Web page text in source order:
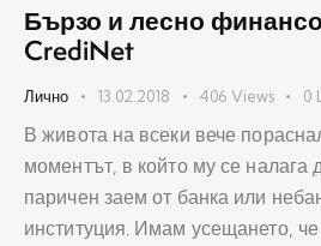
Бързо и лесно
CrediNet
Лично 13.02.2018 406 Views 0
В живота на всеки вече
моментът, в който му се налага
паричен заем от банка или
институция. Имам усещането,